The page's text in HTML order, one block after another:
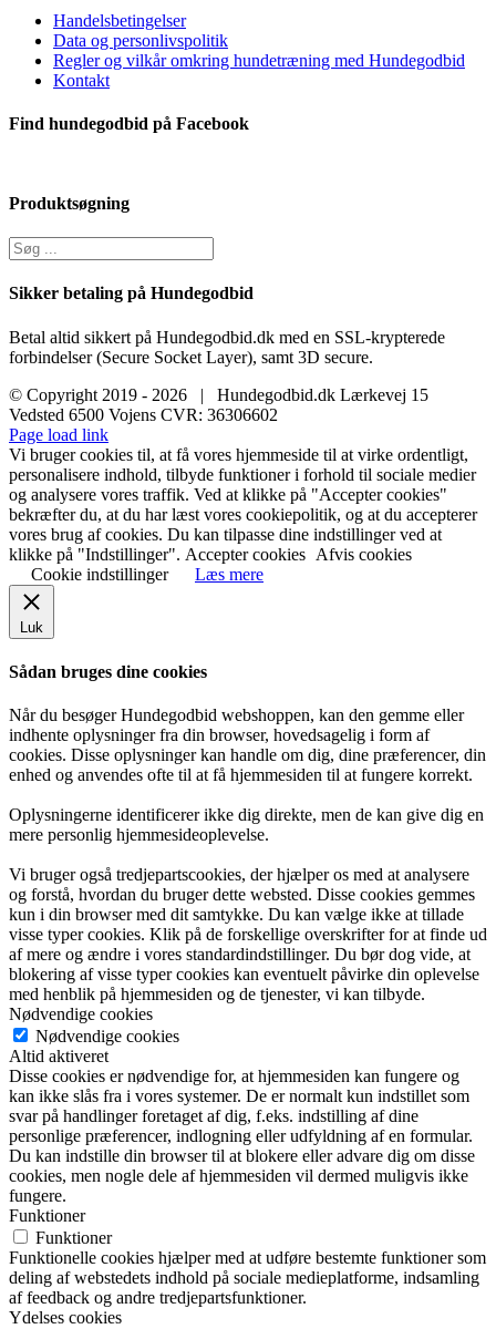
Handelsbetingelser
Data og personlivspolitik
Regler og vilkår omkring hundetræning med Hundegodbid
Kontakt
Find hundegodbid på Facebook
Produktsøgning
Sikker betaling på Hundegodbid
Betal altid sikkert på Hundegodbid.dk med en SSL-krypterede
forbindelser (Secure Socket Layer), samt 3D secure.
© Copyright 2019 - 2026 | Hundegodbid.dk Lærkevej 15
Vedsted 6500 Vojens CVR: 36306602
Facebook
Instagram
E-
mail
Page load link
Vi bruger cookies til, at få vores hjemmeside til at virke ordentligt,
personalisere indhold, tilbyde funktioner i forhold til sociale medier
og analysere vores traffik. Ved at klikke på "Accepter cookies"
bekræfter du, at du har læst vores cookiepolitik, og at du accepterer
vores brug af cookies. Du kan tilpasse dine indstillinger ved at
klikke på "Indstillinger". Accepter cookies Afvis cookies
Cookie indstillinger
Læs mere
Luk
Sådan bruges dine cookies
Når du besøger Hundegodbid webshoppen, kan den gemme eller
indhente oplysninger fra din browser, hovedsagelig i form af
cookies. Disse oplysninger kan handle om dig, dine præferencer, din
enhed og anvendes ofte til at få hjemmesiden til at fungere korrekt.
Oplysningerne identificerer ikke dig direkte, men de kan give dig en
mere personlig hjemmesideoplevelse.
Vi bruger også tredjepartscookies, der hjælper os med at analysere
og forstå, hvordan du bruger dette websted. Disse cookies gemmes
kun i din browser med dit samtykke. Du kan vælge ikke at tillade
visse typer cookies. Klik på de forskellige overskrifter for at finde ud
af mere og ændre i vores standardindstillinger. Du bør dog vide, at
blokering af visse typer cookies kan eventuelt påvirke din oplevelse
med henblik på hjemmesiden og de tjenester, vi kan tilbyde.
Nødvendige cookies
Nødvendige cookies
Altid aktiveret
Disse cookies er nødvendige for, at hjemmesiden kan fungere og
kan ikke slås fra i vores systemer. De er normalt kun indstillet som
svar på handlinger foretaget af dig, f.eks. indstilling af dine
personlige præferencer, indlogning eller udfyldning af en formular.
Du kan indstille din browser til at blokere eller advare dig om disse
cookies, men nogle dele af hjemmesiden vil dermed muligvis ikke
fungere.
Funktioner
Funktioner
Funktionelle cookies hjælper med at udføre bestemte funktioner som
deling af webstedets indhold på sociale medieplatforme, indsamling
af feedback og andre tredjepartsfunktioner.
Ydelses cookies